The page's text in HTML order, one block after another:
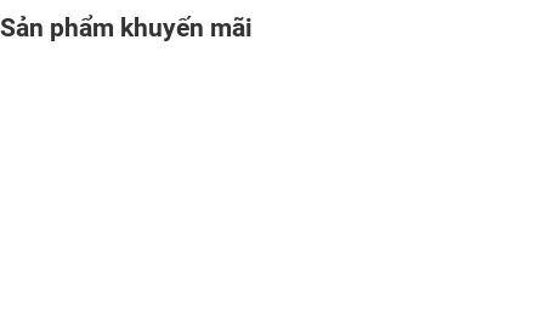
Sản phẩm khuyến mãi